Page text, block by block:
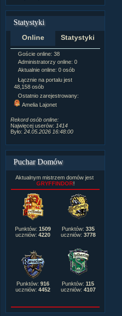
Statystyki
Online Statystyki
Goście online: 38
Administratorzy online: 0
Aktualnie online: 0 osób
Łącznie na portalu jest
48,158 osób
Ostatnio zarejestrowany:
Amelia Lajonet
Rekord osób online:
Najwięcej userów: 1414
Było: 24.05.2026 16:48:00
Puchar Domów
Aktualnym mistrzem domów jest
GRYFFINDOR!
Punktów: 1509
uczniów: 4220
Punktów: 335
uczniów: 3778
Punktów: 916
uczniów: 4452
Punktów: 115
uczniów: 4107